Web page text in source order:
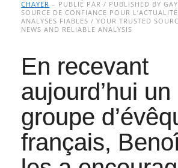
content
CHAYER – PUBLIÉ PAR / PUBLISHED BY
SOURCE DE CONFIANCE POUR
ANALYSES FIABLES / YOUR TRUSTED
NEWS AND RELIABLE ANALYSIS
En recevant
aujourd’hui un
groupe
français,